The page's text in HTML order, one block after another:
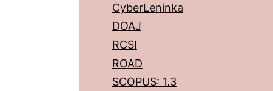
CyberLeninka
DOAJ
RCSI
ROAD
SCOPUS: 1.3